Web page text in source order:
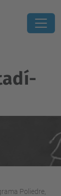
Poliedre,